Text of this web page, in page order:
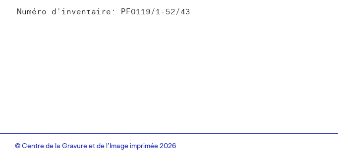
Numéro d'inventaire: PF0119/1-52/43
© Centre de la Gravure et de l’Image imprimée 2026